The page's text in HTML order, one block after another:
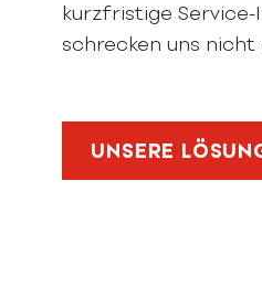
kurzfristige
schrecken uns nicht
UNSERE